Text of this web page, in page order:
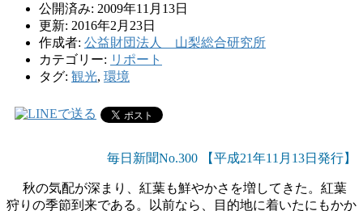
公開済み: 2009年11月13日
更新: 2016年2月23日
作成者: 公益財団法人 山梨総合研究所
カテゴリー: リポート
タグ: 観光, 環境
毎日新聞No.300 【平成21年11月13日発行】
秋の気配が深まり、紅葉も鮮やかさを増してきた。紅葉
狩りの季節到来である。以前なら、目的地に着いたにもかか